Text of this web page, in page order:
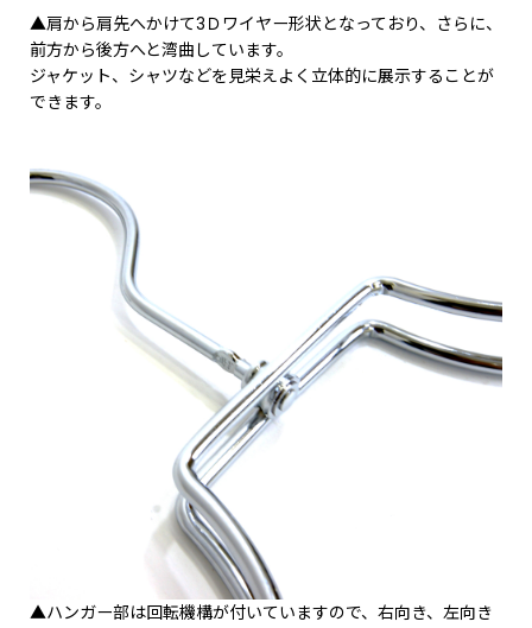
▲肩から肩先へかけて3Ｄワイヤー形状となっており、さらに、
前方から後方へと湾曲しています。
ジャケット、シャツなどを見栄えよく立体的に展示することが
できます。
▲ハンガー部は回転機構が付いていますので、右向き、左向き